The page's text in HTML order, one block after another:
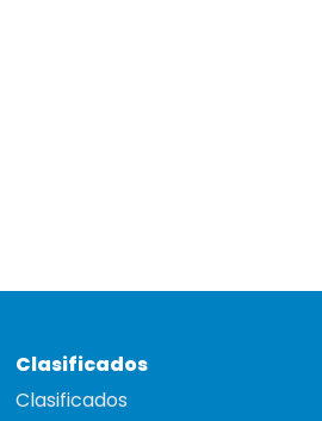
Clasificados
Clasificados